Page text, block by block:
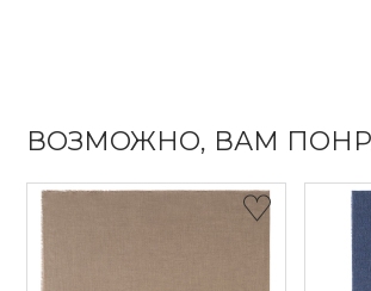
ВОЗМОЖНО, ВАМ